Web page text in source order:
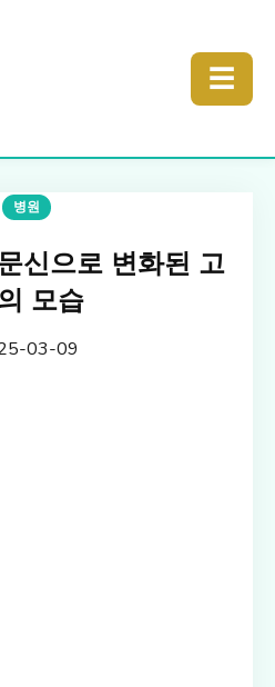
☰
병원
신으로 변화된 고
모습
03-09